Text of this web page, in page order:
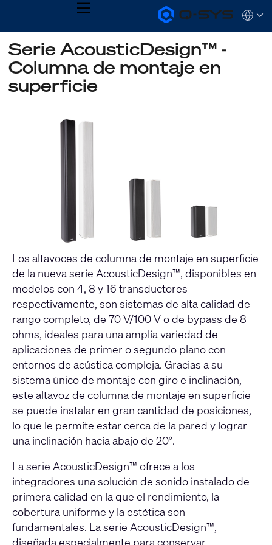
Q-
SYS
Products
Homepage
MENU
QSYS.com (English)
India (English)
Deutsch
Español
Français
Serie AcousticDesign™ -
Columna de montaje en
superficie
Los altavoces de columna de montaje en superficie
de la nueva serie AcousticDesign™, disponibles en
modelos con 4, 8 y 16 transductores
respectivamente, son sistemas de alta calidad de
rango completo, de 70 V/100 V o de bypass de 8
ohms, ideales para una amplia variedad de
aplicaciones de primer o segundo plano con
entornos de acústica compleja. Gracias a su
sistema único de montaje con giro e inclinación,
este altavoz de columna de montaje en superficie
se puede instalar en gran cantidad de posiciones,
lo que le permite estar cerca de la pared y lograr
una inclinación hacia abajo de 20°.
La serie AcousticDesign™ ofrece a los
integradores una solución de sonido instalado de
primera calidad en la que el rendimiento, la
cobertura uniforme y la estética son
fundamentales. La serie AcousticDesign™,
diseñada especialmente para conservar